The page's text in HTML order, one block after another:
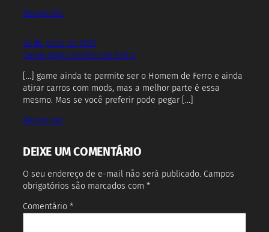
Responder
22 de julho de 2021
Como pegar mulher em GTA V
[…] game ainda te permite ser o Homem de Ferro e ainda
atirar carros com mods, mas a melhor parte é essa
mesmo. Mas se você preferir pode pegar […]
Responder
DEIXE UM COMENTÁRIO
O seu endereço de e-mail não será publicado. Campos
obrigatórios são marcados com *
Comentário *